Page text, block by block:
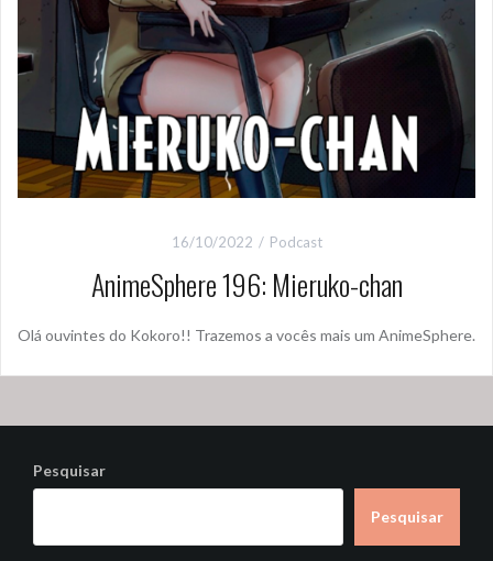
16/10/2022 Podcast
AnimeSphere 196: Mieruko-chan
Olá ouvintes do Kokoro!! Trazemos a vocês mais um AnimeSphere.
Pesquisar
Pesquisar